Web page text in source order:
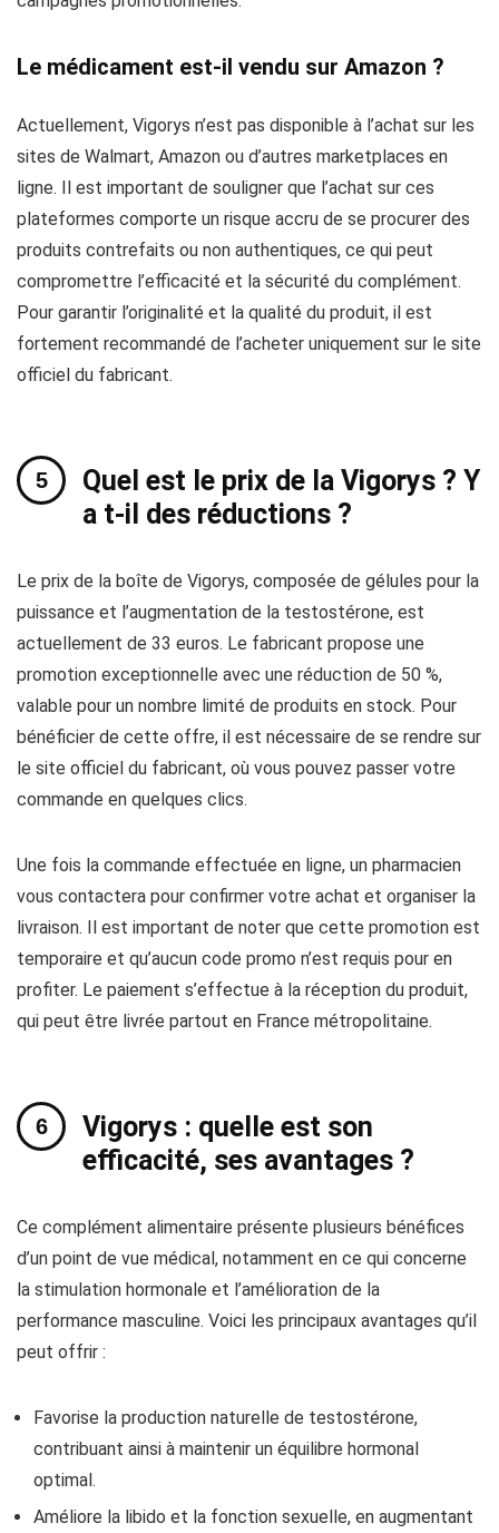
Le médicament est-il vendu sur Amazon ?
Actuellement, Vigorys n’est pas disponible à l’achat sur les
sites de Walmart, Amazon ou d’autres marketplaces en
ligne. Il est important de souligner que l’achat sur ces
plateformes comporte un risque accru de se procurer des
produits contrefaits ou non authentiques, ce qui peut
compromettre l’efficacité et la sécurité du complément.
Pour garantir l’originalité et la qualité du produit, il est
fortement recommandé de l’acheter uniquement sur le site
officiel du fabricant.
Quel est le prix de la Vigorys ? Y
a t-il des réductions ?
Le prix de la boîte de Vigorys, composée de gélules pour la
puissance et l’augmentation de la testostérone, est
actuellement de 33 euros. Le fabricant propose une
promotion exceptionnelle avec une réduction de 50 %,
valable pour un nombre limité de produits en stock. Pour
bénéficier de cette offre, il est nécessaire de se rendre sur
le site officiel du fabricant, où vous pouvez passer votre
commande en quelques clics.
Une fois la commande effectuée en ligne, un pharmacien
vous contactera pour confirmer votre achat et organiser la
livraison. Il est important de noter que cette promotion est
temporaire et qu’aucun code promo n’est requis pour en
profiter. Le paiement s’effectue à la réception du produit,
qui peut être livrée partout en France métropolitaine.
Vigorys : quelle est son
efficacité, ses avantages ?
Ce complément alimentaire présente plusieurs bénéfices
d’un point de vue médical, notamment en ce qui concerne
la stimulation hormonale et l’amélioration de la
performance masculine. Voici les principaux avantages qu’il
peut offrir :
Favorise la production naturelle de testostérone,
contribuant ainsi à maintenir un équilibre hormonal
optimal.
Améliore la libido et la fonction sexuelle, en augmentant